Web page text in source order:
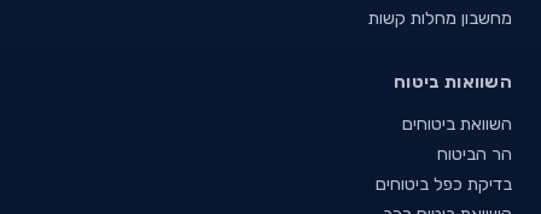
מחשבון מחלות קשות
השוואות ביטוח
השוואת ביטוחים
הר הביטוח
בדיקת כפל ביטוחים